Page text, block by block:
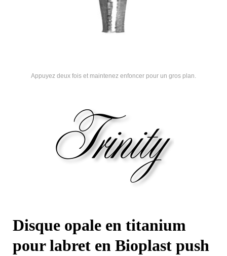
Appuyez deux fois et maintenez enfoncer pour un gros plan.
Disque opale en titanium
pour labret en Bioplast push